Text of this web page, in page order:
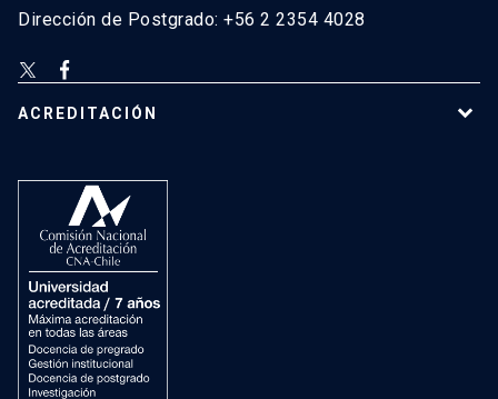
Dirección de Postgrado: +56 2 2354 4028
ACREDITACIÓN